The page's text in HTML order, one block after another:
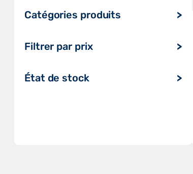
Catégories produits
Ordinateurs et tablettes
Impression, numérisation et
Filtrer par prix
État de stock